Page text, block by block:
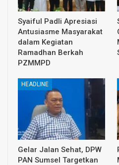
Syaiful Padli Apresiasi
Antusiasme Masyarakat
dalam Kegiatan
Ramadhan Berkah
PZMMPD
HEADLINE
Gelar Jalan Sehat, DPW
PAN Sumsel Targetkan